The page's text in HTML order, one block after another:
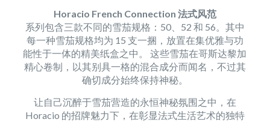
Horacio French Connection 法式风范
系列包含三款不同的雪茄规格：50、52 和 56。其中
每一种雪茄规格均为 15 支一捆，放置在集优雅与功
能性于一体的精美纸盒之中。 这些雪茄在哥斯达黎加
精心卷制，以其别具一格的混合成分而闻名，不过其
确切成分始终保持神秘。
让自己沉醉于雪茄营造的永恒神秘氛围之中，在
Horacio 的招牌魅力下，在彰显法式生活艺术的独特